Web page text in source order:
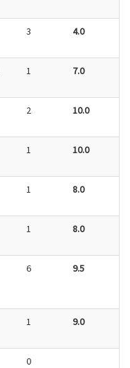
3 4.0
1 7.0
2 10.0
1 10.0
1 8.0
1 8.0
6 9.5
1 9.0
0